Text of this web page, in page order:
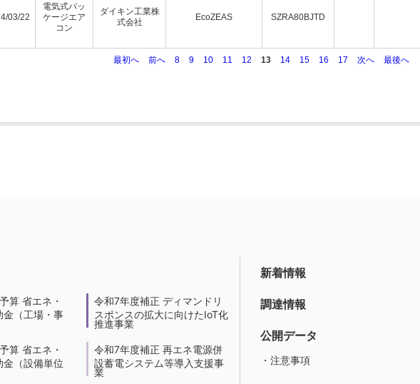
03/22
電気式パッ
ケージエア
コン
ダイキン工業株
式会社
EcoZEAS SZRA80BJTD
最初へ 前へ 8 9 10 11 12 13 14 15 16 17 次へ 最後へ
算 省エネ・
金（工場・事
算 省エネ・
金（設備単位
令和7年度補正 ディマンドリ
スポンスの拡大に向けたIoT化
推進事業
令和7年度補正 再エネ電源併
設蓄電システム等導入支援事
業
新着情報
調達情報
公開データ
・注意事項